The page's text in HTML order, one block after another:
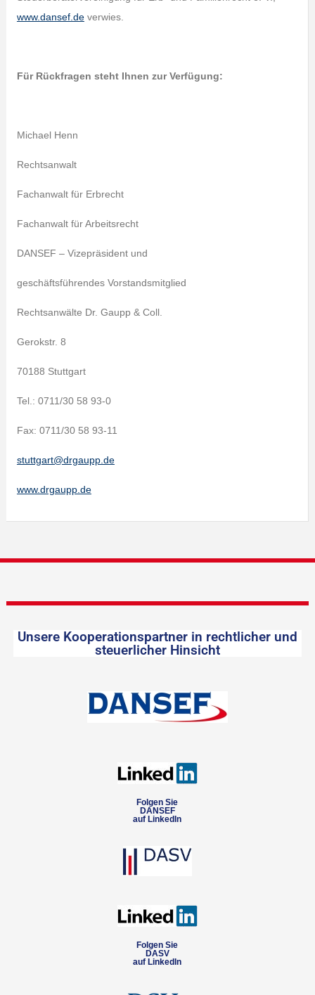
www.dansef.deverwies.
Für Rückfragen steht Ihnen zur Verfügung:
Michael Henn
Rechtsanwalt
Fachanwalt für Erbrecht
Fachanwalt für Arbeitsrecht
DANSEF – Vizepräsident und
geschäftsführendes Vorstandsmitglied
Rechtsanwälte Dr. Gaupp & Coll.
Gerokstr. 8
70188 Stuttgart
Tel.: 0711/30 58 93-0
Fax: 0711/30 58 93-11
stuttgart@drgaupp.de
www.drgaupp.de
Unsere Kooperationspartner in rechtlicher und
steuerlicher Hinsicht
Folgen Sie
DANSEF
auf LinkedIn
Folgen Sie
DASV
auf LinkedIn